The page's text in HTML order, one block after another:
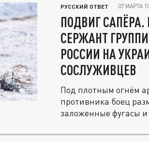
РУССКИЙ ОТВЕТ 07 МАРТА
ПОДВИГ
СЕРЖАНТ
РОССИИ НА
СОСЛУЖИВЦЕВ
Под плотным огнём
противника боец
заложенные фугасы